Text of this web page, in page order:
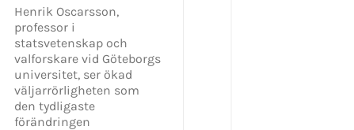
Henrik Oscarsson,
professor i
statsvetenskap och
valforskare vid Göteborgs
universitet, ser ökad
väljarrörligheten som
den tydligaste
förändringen
KONTAKT INFO
Mikael Andersson
E-post:mikael.andersson@centerpartiet.se
Web:www.mikandersson.se